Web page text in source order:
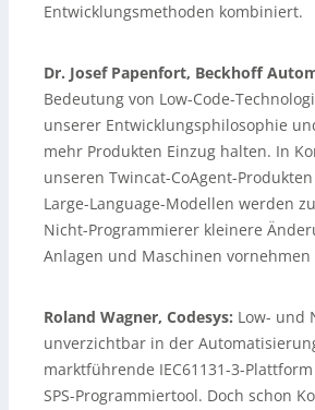
Entwicklungsmethoden kombiniert.
Dr. Josef Papenfort, Beckhoff
Bedeutung von Low-Code-
unserer Entwicklungsphilosophie
mehr Produkten Einzug halten. In
unseren Twincat-CoAgent-
Large-Language-Modellen werden
Nicht-Programmierer kleinere
Anlagen und Maschinen vornehmen
Roland Wagner, Codesys: Low- und
unverzichtbar in der
marktführende IEC61131-3-
SPS-Programmiertool. Doch schon